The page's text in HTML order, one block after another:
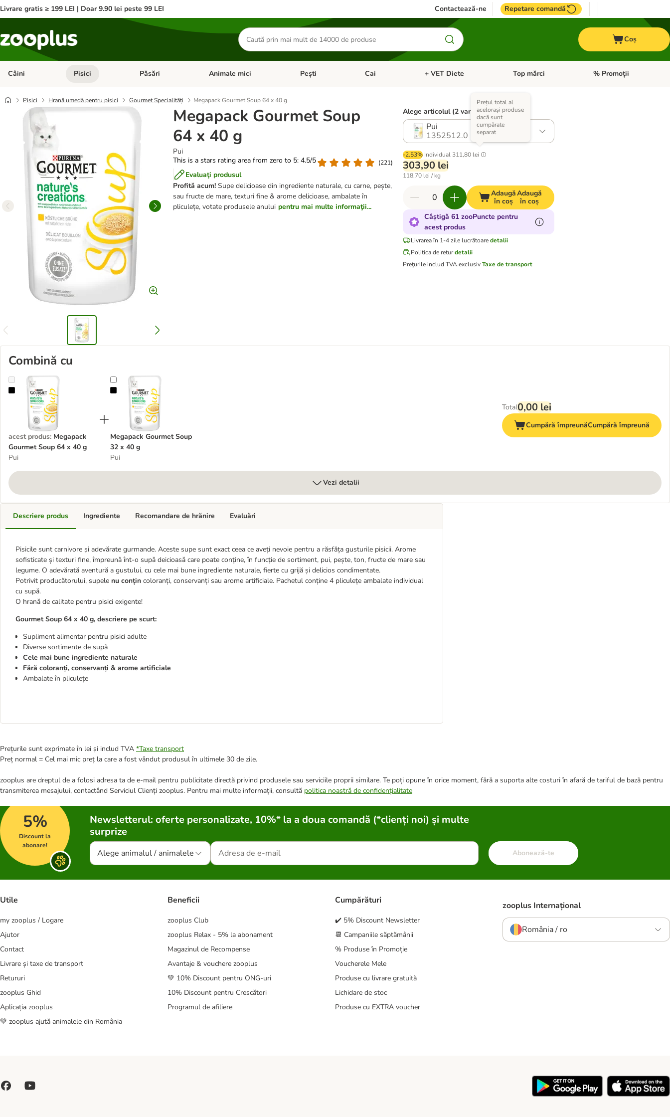
Livrare gratis ≥ 199 LEI | Doar 9.90 lei peste 99 LEI Contactează-ne Repetare comandă
Căutare
produse
Coș
Câini Deschideți meniul cu categorii: Câini
Pisici Deschideți meniul cu categorii: Pisici
Păsări Deschideți meniul cu categorii: Păsări
Animale mici Deschideți meniul cu categorii: Animale mici
Pești Deschideți meniul cu categorii: Pești
Cai Deschideți meniul cu categorii: Cai
+ VET Diete Deschideți meniul cu categorii: + VET Diete
Top mărci Deschideți meniul cu
% Promoții
Pisici Hrană umedă pentru pisici Gourmet Specialități Megapack Gourmet Soup 64 x 40 g
Megapack Gourmet Soup
64 x 40 g
Pui
This is a stars rating area from zero to 5: 4.5/5
(221)
Evaluaţi produsul
Profită acum! Supe delicioase din ingrediente naturale, cu carne, pește,
sau fructe de mare, texturi fine & arome delicioase, ambalate în
pliculețe, votate produsele anului pentru mai multe informaţii...
Alege articolul (2 variante)
Pui
1352512.0
-2.53% Individual 311,80 lei
Prețul total al
acelorași produse
dacă sunt
cumpărate
separat
303,90 lei
118,70 lei / kg
Adaugă
în coș
Adaugă
în coș
Câștigă 61 zooPuncte pentru
acest produs
Livrarea în 1-4 zile lucrătoare detalii
Politica de retur detalii
Preţurile includ TVA.exclusivTaxe de transport
Combină cu
Megapack Gourmet Soup 64 x 40 g
acest produs: Megapack
Gourmet Soup 64 x 40 g
Pui
Megapack Gourmet Soup 32 x 40 g
Megapack Gourmet Soup
32 x 40 g
Pui
Total0,00 lei
Cumpără împreunăCumpără împreună
Vezi detalii
Descriere produs
Pisicile sunt carnivore și adevărate gurmande. Aceste supe sunt exact ceea ce aveți nevoie pentru a răsfăța gusturile pisicii. Arome
sofisticate și texturi fine, împreună înt-o supă deicioasă care poate conține, în funcție de sortiment, pui, pește, ton, fructe de mare sau
legume. O adevărată aventură a gustului, cu cele mai bune ingrediente naturale, fierte cu grijă și delicios condimentate.
Potrivit producătorului, supele nu conțin coloranți, conservanți sau arome artificiale. Pachetul conține 4 pliculețe ambalate individual
cu supă.
O hrană de calitate pentru pisici exigente!
Gourmet Soup 64 x 40 g, descriere pe scurt:
Supliment alimentar pentru pisici adulte
Diverse sortimente de supă
Cele mai bune ingrediente naturale
Fără coloranți, conservanți & arome artificiale
Ambalate în pliculețe
Ingrediente Recomandare de hrănire Evaluări
Prețurile sunt exprimate în lei și includ TVA *Taxe transport
Preț normal = Cel mai mic preț la care a fost vândut produsul în ultimele 30 de zile.
zooplus are dreptul de a folosi adresa ta de e-mail pentru publicitate directă privind produsele sau serviciile proprii similare. Te poți opune în orice moment, fără a suporta alte costuri în afară de tariful de bază pentru
transmiterea mesajului, contactând Serviciul Clienți zooplus. Pentru mai multe informații, consultă politica noastră de confidențialitate
5%
Discount la
abonare!
Newsletterul: oferte personalizate, 10%* la a doua comandă (*clienți noi) și multe
surprize
Alege animalul / animalele Abonează-te
Utile
my zooplus / Logare
Ajutor
Contact
Livrare și taxe de transport
Retururi
zooplus Ghid
Aplicația zooplus
💚 zooplus ajută animalele din România
Beneficii
zooplus Club
zooplus Relax - 5% la abonament
Magazinul de Recompense
Avantaje & vouchere zooplus
💚 10% Discount pentru ONG-uri
10% Discount pentru Crescători
Programul de afiliere
Cumpărături
✔️ 5% Discount Newsletter
📆 Campaniile săptămânii
% Produse în Promoție
Voucherele Mele
Produse cu livrare gratuită
Lichidare de stoc
Produse cu EXTRA voucher
zooplus Internațional
România / ro